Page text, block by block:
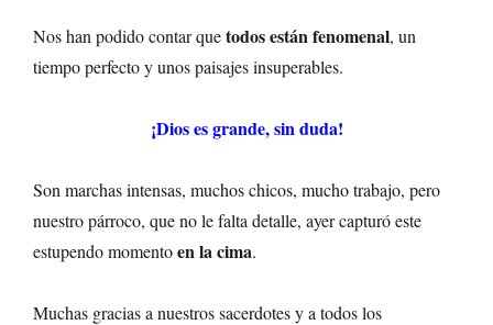
Nos han podido contar quetodos están fenomenal, un
tiempo perfecto y unos paisajes insuperables.
¡Dios es grande, sin duda!
Son marchas intensas, muchos chicos, mucho trabajo, pero
nuestro párroco, que no le falta detalle, ayer capturó este
estupendo momentoen la cima.
Muchas gracias a nuestros sacerdotes y a todos los